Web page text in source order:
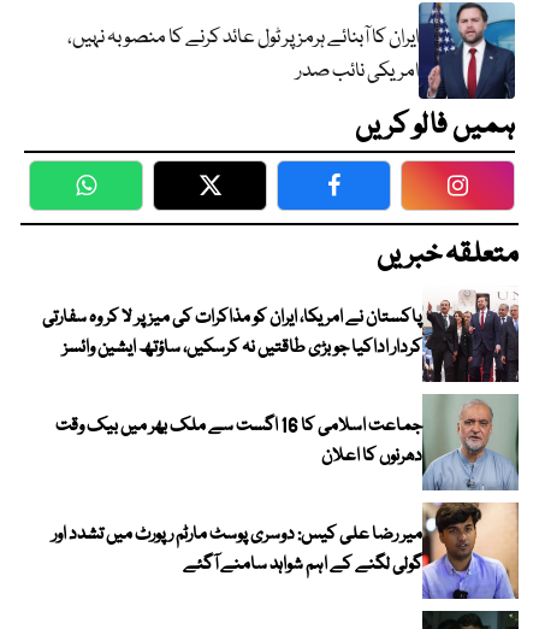
ایران کا آبنائے ہرمز پر ٹول عائد کرنے کا منصوبہ نہیں،
امریکی نائب صدر
ہمیں فالو کریں
WhatsApp Twitter Facebook
متعلقہ خبریں
پاکستان نے امریکا، ایران کو مذاکرات کی میز پر لا کر وہ سفارتی
کردار اداکیا جو بڑی طاقتیں نہ کرسکیں، ساؤتھ ایشین وائسز
جماعت اسلامی کا 16 اگست سے ملک بھر میں بیک وقت
دھرنوں کا اعلان
میر رضا علی کیس: دوسری پوسٹ مارٹم رپورٹ میں تشدد اور
گولی لگنے کے اہم شواہد سامنے آگئے